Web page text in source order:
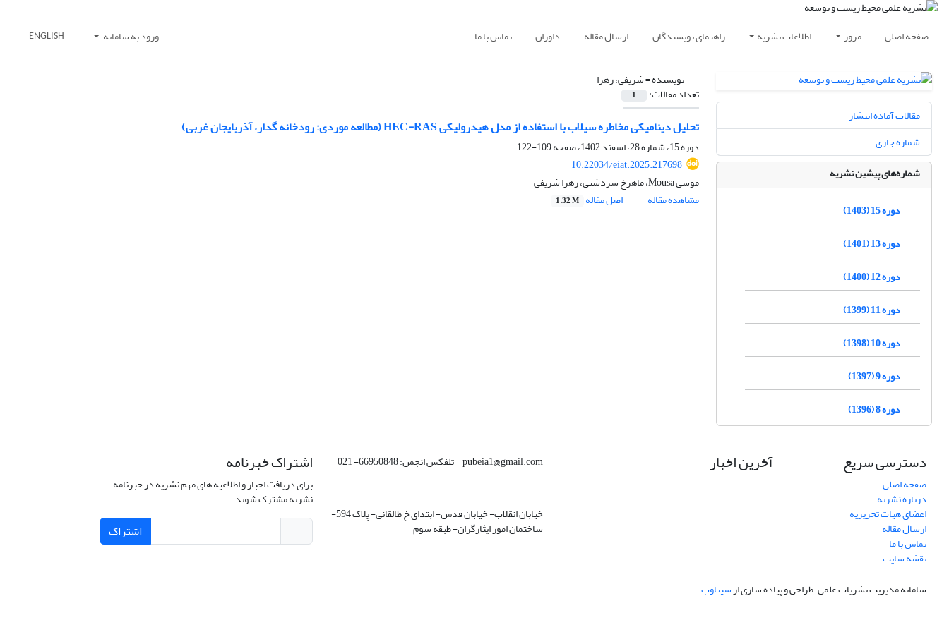
صفحه اصلی مرور اطلاعات نشریه راهنمای نویسندگان ارسال مقاله داوران تماس با ما ورود به سامانه ENGLISH
نویسنده =شریفی، زهرا
تعداد مقالات: 1
تحلیل دینامیکی مخاطره سیلاب با استفاده از مدل هیدرولیکی HEC-RAS (مطالعه موردی: رودخانه‌ گدار، آذربایجان غربی)
دوره 15، شماره 28، اسفند 1402، صفحه
109-122
10.22034/eiat.2025.217698
موسی Mousa، ماهرخ سردشتی، زهرا شریفی
مشاهده مقاله
اصل مقاله 1.32 M
مقالات آماده انتشار
شماره جاری
شماره‌های پیشین نشریه
دوره 15 (1403)
دوره 13 (1401)
دوره 12 (1400)
دوره 11 (1399)
دوره 10 (1398)
دوره 9 (1397)
دوره 8 (1396)
دسترسی سریع
صفحه اصلی
درباره نشریه
اعضای هیات تحریریه
ارسال مقاله
تماس با ما
نقشه سایت
آخرین اخبار pubeia1@gmail.com تلفکس انجمن: 66950848- 021
خیابان انقلاب- خیابان قدس- ابتدای خ طالقانی- پلاک 594-
ساختمان امور ایثارگران- طبقه سوم
اشتراک خبرنامه
برای دریافت اخبار و اطلاعیه های مهم نشریه در خبرنامه
نشریه مشترک شوید.
اشتراک
سامانه مدیریت نشریات علمی.طراحی و پیاده سازی ازسیناوب